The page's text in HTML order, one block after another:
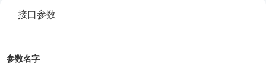
接口参数
参数名字